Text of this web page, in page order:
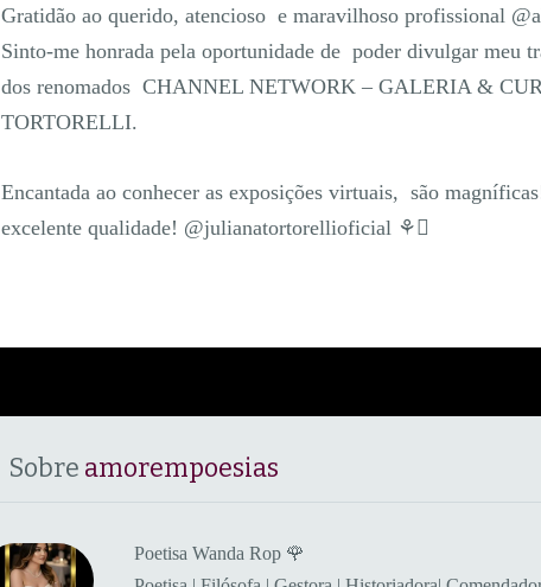
Gratidão ao querido, atencioso e maravilhoso profissional
Sinto-me honrada pela oportunidade de poder divulgar meu
dos renomados CHANNEL NETWORK – GALERIA &
TORTORELLI.
Encantada ao conhecer as exposições virtuais, são
excelente qualidade! @julianatortorellioficial ⚘
Sobre amorempoesias
Poetisa Wanda Rop 🌹